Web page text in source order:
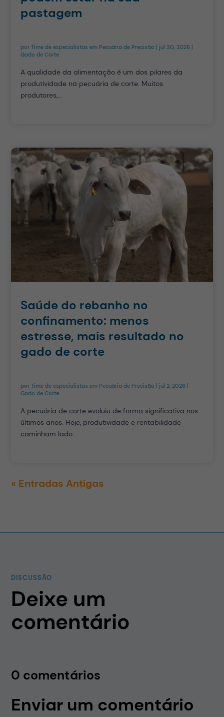
pastagem
porTime de especialistas em Pecuária de Precisão jul 30, 2026
Gado de Corte
A qualidade da alimentação é um dos pilares da
produtividade na pecuária de corte. Muitos
produtores,...
Saúde do rebanho no
confinamento: menos
estresse, mais resultado no
gado de corte
porTime de especialistas em Pecuária de Precisão jul 2, 2026
Gado de Corte
A pecuária de corte evoluiu de forma significativa nos
últimos anos. Hoje, produtividade e rentabilidade
caminham lado...
« Entradas Antigas
DISCUSSÃO
Deixe um
comentário
0 comentários
Enviar um comentário